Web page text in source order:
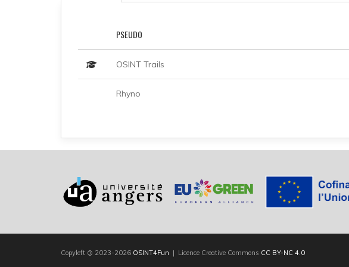
PSEUDO
OSINT Trails
Rhyno
Copyleft © 2023-2026 OSINT4Fun | Licence Creative Commons CC BY-NC 4.0